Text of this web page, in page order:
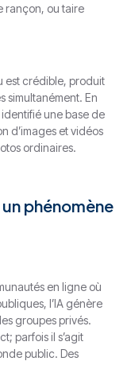
rançon, ou taire
est crédible, produit
simultanément. En
une base de
d’images et vidéos
ordinaires.
phénomène
en ligne où
l’IA génère
groupes privés.
parfois il s’agit
public. Des